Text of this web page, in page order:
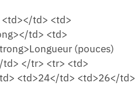
td> <td>
td> <td>
(pouces)
</tr> <tr> <td>
<td>24</td> <td>26</td>